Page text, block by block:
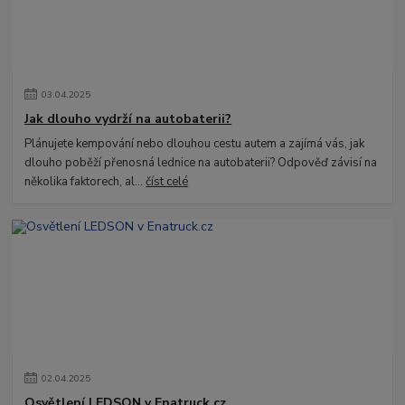
03.04.2025
Jak dlouho vydrží na autobaterii?
Plánujete kempování nebo dlouhou cestu autem a zajímá vás, jak
dlouho poběží přenosná lednice na autobaterii? Odpověď závisí na
několika faktorech, al...číst celé
02.04.2025